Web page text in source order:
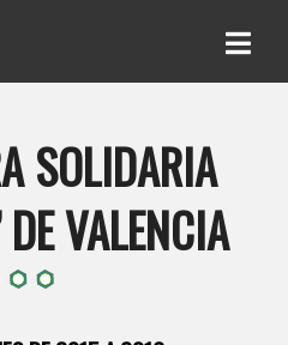
SOLIDARIA
VALENCIA